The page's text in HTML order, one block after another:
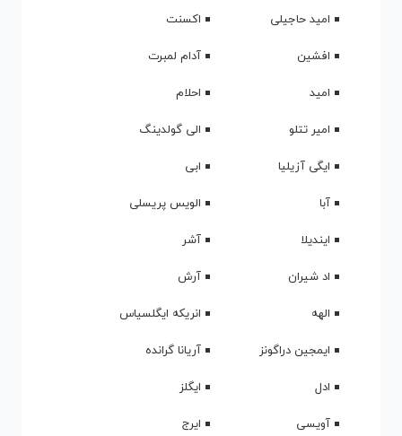
امید حاجیلی
اکسنت
افشین
آدام لمبرت
امید
احلام
امیر تتلو
الی گولدینگ
ایگی آزیلیا
ابی
آبا
الویس پریسلی
ایندیلا
آشر
اد شیران
آرش
الهه
انریکه ایگلسیاس
ایمجین دراگونز
آریانا گرانده
ادل
ایگلز
آویسی
ایرج